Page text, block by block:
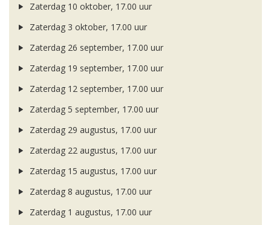
Zaterdag 10 oktober, 17.00 uur
Zaterdag 3 oktober, 17.00 uur
Zaterdag 26 september, 17.00 uur
Zaterdag 19 september, 17.00 uur
Zaterdag 12 september, 17.00 uur
Zaterdag 5 september, 17.00 uur
Zaterdag 29 augustus, 17.00 uur
Zaterdag 22 augustus, 17.00 uur
Zaterdag 15 augustus, 17.00 uur
Zaterdag 8 augustus, 17.00 uur
Zaterdag 1 augustus, 17.00 uur